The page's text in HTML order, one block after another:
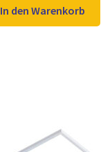
war:
106,98 €
ist:
79,97 €.
In den Warenkorb